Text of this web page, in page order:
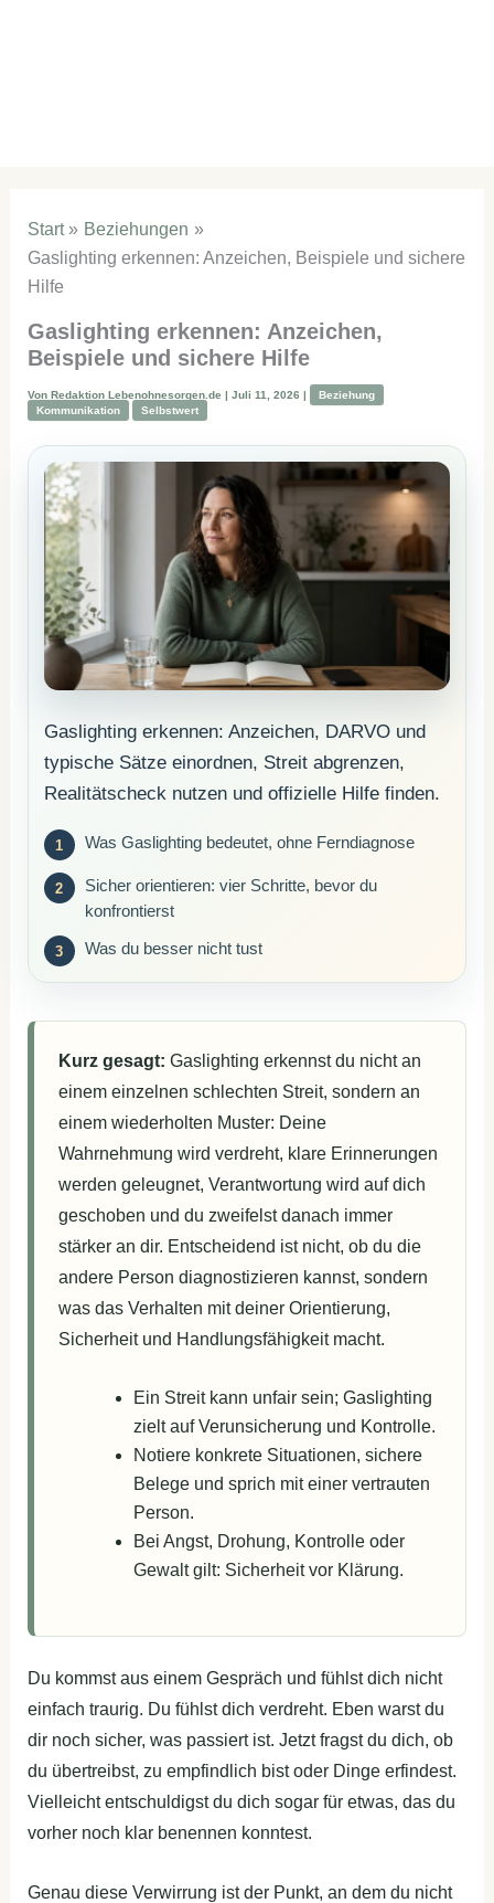
Start
Beziehungen
Gaslighting erkennen: Anzeichen, Beispiele und sichere
Hilfe
Gaslighting erkennen: Anzeichen,
Beispiele und sichere Hilfe
Von Redaktion Lebenohnesorgen.de | Juli 11, 2026 |
Beziehung
Kommunikation
Selbstwert
Gaslighting erkennen: Anzeichen, DARVO und
typische Sätze einordnen, Streit abgrenzen,
Realitätscheck nutzen und offizielle Hilfe finden.
Was Gaslighting bedeutet, ohne Ferndiagnose
Sicher orientieren: vier Schritte, bevor du
konfrontierst
Was du besser nicht tust
Kurz gesagt: Gaslighting erkennst du nicht an
einem einzelnen schlechten Streit, sondern an
einem wiederholten Muster: Deine
Wahrnehmung wird verdreht, klare Erinnerungen
werden geleugnet, Verantwortung wird auf dich
geschoben und du zweifelst danach immer
stärker an dir. Entscheidend ist nicht, ob du die
andere Person diagnostizieren kannst, sondern
was das Verhalten mit deiner Orientierung,
Sicherheit und Handlungsfähigkeit macht.
Ein Streit kann unfair sein; Gaslighting
zielt auf Verunsicherung und Kontrolle.
Notiere konkrete Situationen, sichere
Belege und sprich mit einer vertrauten
Person.
Bei Angst, Drohung, Kontrolle oder
Gewalt gilt: Sicherheit vor Klärung.
Du kommst aus einem Gespräch und fühlst dich nicht
einfach traurig. Du fühlst dich verdreht. Eben warst du
dir noch sicher, was passiert ist. Jetzt fragst du dich, ob
du übertreibst, zu empfindlich bist oder Dinge erfindest.
Vielleicht entschuldigst du dich sogar für etwas, das du
vorher noch klar benennen konntest.
Genau diese Verwirrung ist der Punkt, an dem du nicht